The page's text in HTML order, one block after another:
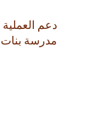
دعم
مدرسة